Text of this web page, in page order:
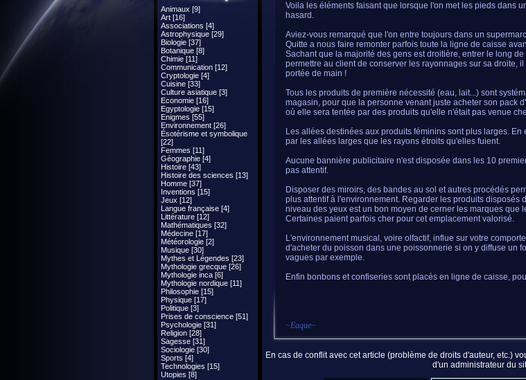
Animaux [9]
Art [16]
Associations [4]
Astrophysique [29]
Biologie [37]
Botanique [8]
Chimie [11]
Communication [12]
Cryptologie [4]
Cuisine [33]
Culture asiatique [3]
Economie [16]
Egyptologie [15]
Enigmes [55]
Environnement [26]
Ésotérisme et symbolique
[22]
Femmes [11]
Géographie [4]
Histoire [43]
Histoire des sciences [13]
Homme [37]
Inventions [15]
Jeux [12]
Langue française [4]
Littérature [12]
Mathématiques [32]
Médecine [17]
Météorologie [2]
Musique [30]
Mythes et Légendes [23]
Mythologie grecque [26]
Mythologie inca [6]
Mythologie nordique [11]
Philosophie [15]
Physique [17]
Politique [3]
Prises de conscience [51]
Psychologie [31]
Religion [28]
Sagesse [31]
Sociologie [30]
Sports [4]
Technologies [15]
Utopies [8]
Voila les éléments faisant que lorsque l'on met les pieds dans
hasard.
Aviez-vous remarqué que l'on entre toujours dans un
Quitte a nous faire remonter parfois toute la ligne de caisse
Sachant que la majorité des gens est droitière, entrer le long
permettre au client de conserver les rayonnages sur sa droite,
portée de main !
Tous les produits de première nécessité (eau, lait...) sont
magasin, pour que la personne venant juste acheter son pack
où elle sera tentée par des produits qu'elle n'était pas venue
Les allées destinées aux produits féminins sont plus larges.
par les allées larges que les rayons étroits qu'elles fuient.
Aucune bannière publicitaire n'est disposée dans les 10
pas attentif.
Disposer des miroirs, des bandes au sol et autres procédés
plus attentif à l'environnement. Regarder les produits disposés
niveau des yeux est un bon moyen de cerner les marques que
Certaines paient parfois cher pour cet emplacement valorisé.
L'environnement musical, voire olfactif, influe sur votre
d'acheter du poisson dans une poissonnerie si on y diffuse un
vagues par exemple.
Enfin bonbons et confiseries sont placés en ligne de caisse,
~Eaque~
En cas de conflit avec cet article (problème de droits d'auteur, etc.)
d'un administrateur du